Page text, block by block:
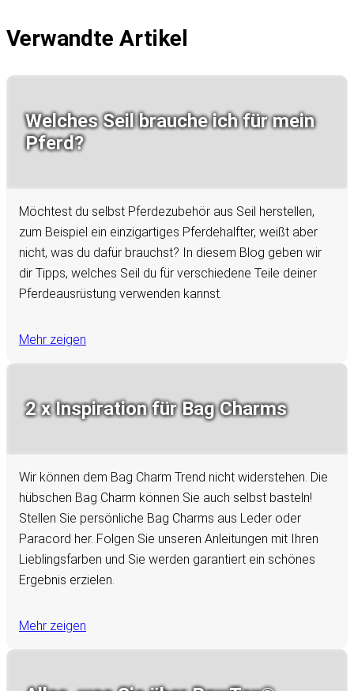
Verwandte Artikel
Welches Seil brauche ich für mein
Pferd?
Möchtest du selbst Pferdezubehör aus Seil herstellen,
zum Beispiel ein einzigartiges Pferdehalfter, weißt aber
nicht, was du dafür brauchst? In diesem Blog geben wir
dir Tipps, welches Seil du für verschiedene Teile deiner
Pferdeausrüstung verwenden kannst.
Mehr zeigen
2 x Inspiration für Bag Charms
Wir können dem Bag Charm Trend nicht widerstehen. Die
hübschen Bag Charm können Sie auch selbst basteln!
Stellen Sie persönliche Bag Charms aus Leder oder
Paracord her. Folgen Sie unseren Anleitungen mit Ihren
Lieblingsfarben und Sie werden garantiert ein schönes
Ergebnis erzielen.
Mehr zeigen